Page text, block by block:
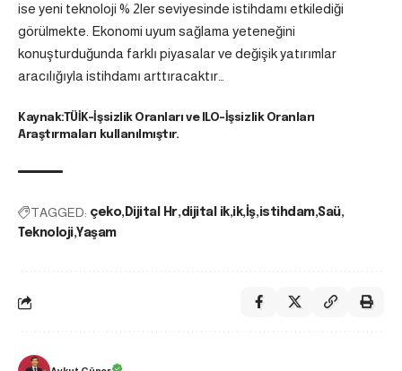
ise yeni teknoloji % 2ler seviyesinde istihdamı etkilediği
görülmekte. Ekonomi uyum sağlama yeteneğini
konuşturduğunda farklı piyasalar ve değişik yatırımlar
aracılığıyla istihdamı arttıracaktır…
Kaynak:TÜİK-İşsizlik Oranları ve ILO-İşsizlik Oranları
Araştırmaları kullanılmıştır.
TAGGED: çeko Dijital Hr dijital ik ik İş istihdam Saü
Teknoloji Yaşam